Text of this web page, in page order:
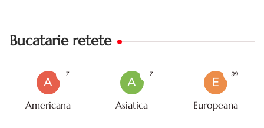
Bucatarie retete
A
Americana
7
A
Asiatica
7
E
Europeana
99